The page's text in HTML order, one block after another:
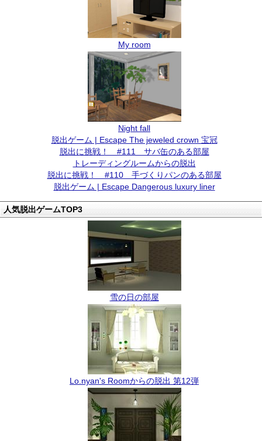
My room
Night fall
脱出ゲーム | Escape The jeweled crown 宝冠
脱出に挑戦！ #111 サバ缶のある部屋
トレーディングルームからの脱出
脱出に挑戦！ #110 手づくりパンのある部屋
脱出ゲーム | Escape Dangerous luxury liner
人気脱出ゲームTOP3
雪の日の部屋
Lo.nyan's Roomからの脱出 第12弾